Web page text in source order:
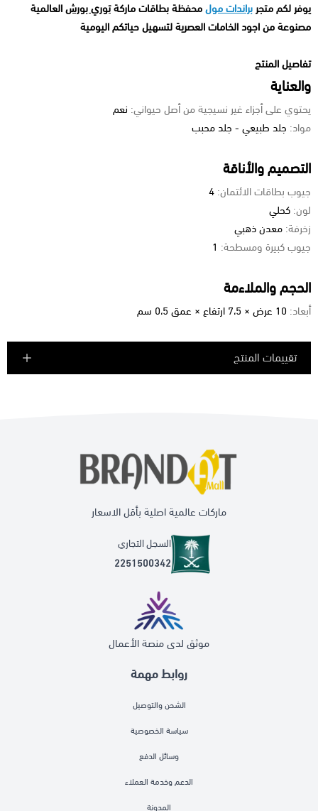
يوفر لكم متجر براندات مولمحفظة بطاقات ماركةتوري بورشالعالمية
مصنوعة من اجود الخامات العصرية لتسهيل حياتكم اليومية
تفاصيل المنتج
والعناية
يحتوي على أجزاء غير نسيجية من أصل حيواني: نعم
مواد: جلد طبيعي - جلد محبب
التصميم والأناقة
جيوب بطاقات الائتمان: 4
لون: كحلي
زخرفة: معدن ذهبي
جيوب كبيرة ومسطحة: 1
الحجم والملاءمة
أبعاد: 10 عرض × 7،5 ارتفاع × عمق 0،5 سم
تقييمات المنتج
روابط مهمة
الشحن والتوصيل
سياسة الخصوصية
وسائل الدفع
الدعم وخدمة العملاء
المدونة
ماركات عالمية اصلية بأقل الاسعار
السجل التجاري
2251500342
موثق لدى منصة الأعمال